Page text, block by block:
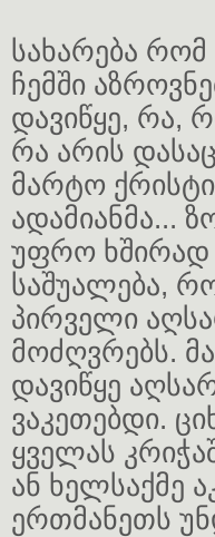
სახარება
ჩემში
დავიწყე, რა,
რა არის
მარტო
ადამიანმა...
უფრო ხშირად
საშუალება,
პირველი
მოძღვრებს.
დავიწყე
ვაკეთებდი.
ყველას
ან ხელსაქმე
ერთმანეთს